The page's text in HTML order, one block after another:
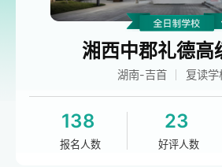
湘西中郡礼德高
湖南-吉首 复读学
138
报名人数
23
好评人数